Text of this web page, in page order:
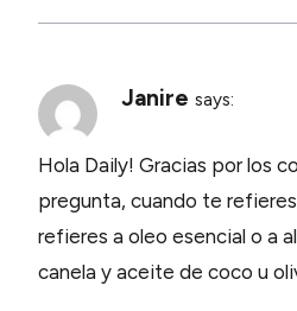
Janire says:
Hola Daily! Gracias por los
pregunta, cuando te
refieres a oleo esencial o a
canela y aceite de coco u